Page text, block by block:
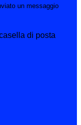
un messaggio
di posta